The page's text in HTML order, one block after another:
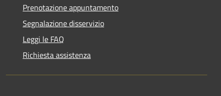
Prenotazione appuntamento
Segnalazione disservizio
Leggi le FAQ
Richiesta assistenza